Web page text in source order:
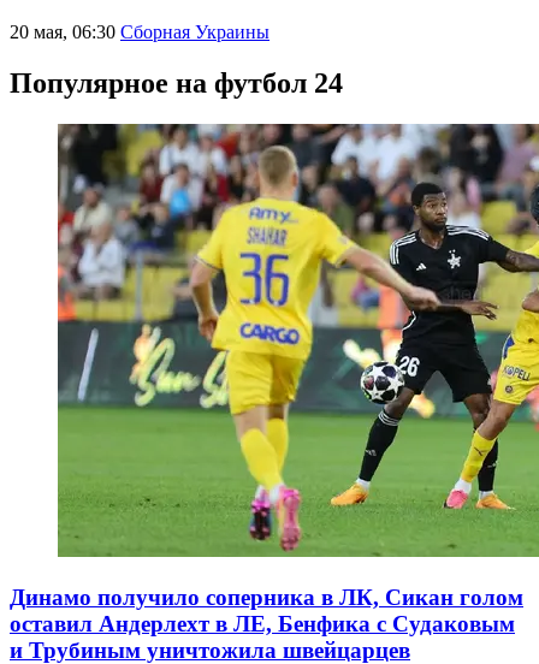
20 мая, 06:30 Сборная Украины
Популярное на футбол 24
Динамо получило соперника в ЛК, Сикан голом
оставил Андерлехт в ЛЕ, Бенфика с Судаковым
и Трубиным уничтожила швейцарцев